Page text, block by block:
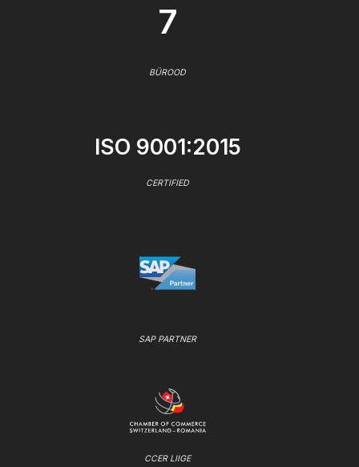
7
BÜROOD
ISO 9001:2015
CERTIFIED
SAP PARTNER
CCER LIIGE